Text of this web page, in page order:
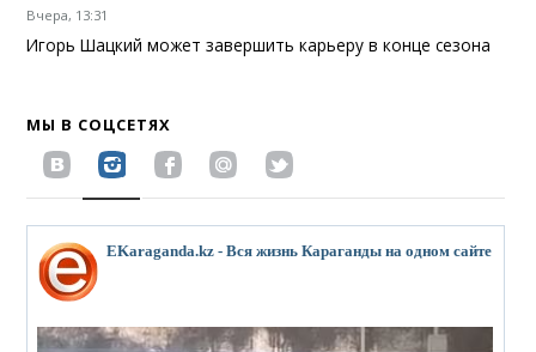
Вчера, 13:31
Игорь Шацкий может завершить карьеру в конце сезона
МЫ В СОЦСЕТЯХ
EKaraganda.kz - Вся жизнь Караганды на одном сайте